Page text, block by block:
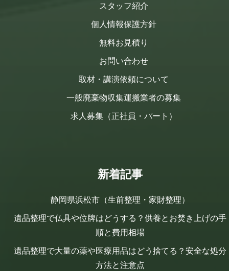
スタッフ紹介
個人情報保護方針
無料お見積り
お問い合わせ
取材・講演依頼について
一般廃棄物収集運搬業者の募集
求人募集（正社員・パート）
新着記事
静岡県浜松市（生前整理・家財整理）
遺品整理で仏具や位牌はどうする？供養とお焚き上げの手
順と費用相場
遺品整理で大量の薬や医療用品はどう捨てる？安全な処分
方法と注意点